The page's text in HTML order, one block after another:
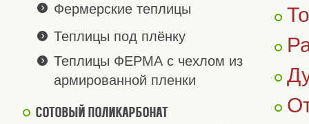
Фермерские теплицы
Теплицы под плёнку
Теплицы ФЕРМА с чехлом из
армированной пленки
Сотовый поликарбонат